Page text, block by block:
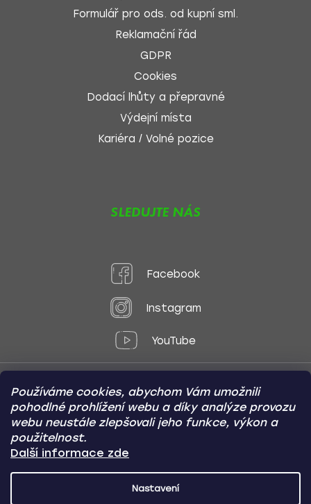
Používáme cookies, abychom Vám umožnili
pohodlné prohlížení webu a díky analýze provozu
webu neustále zlepšovali jeho funkce, výkon a
použitelnost.
Další informace zde
Nastavení
Formulář pro ods. od kupní sml.
Reklamační řád
GDPR
Cookies
Dodací lhůty a přepravné
Výdejní místa
Kariéra / Volné pozice
SLEDUJTE NÁS
Facebook
Instagram
YouTube
Způsoby platby:
Online
Převod
Dobírka